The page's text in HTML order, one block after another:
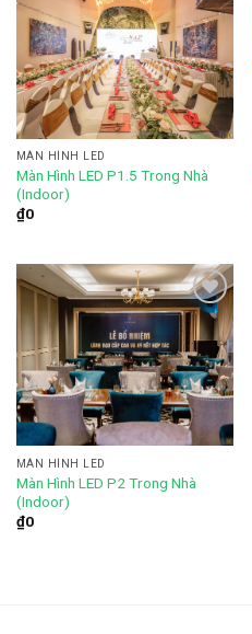
Add to
wishlist
MÀN HÌNH LED
Màn Hình LED P1.5 Trong Nhà
(Indoor)
₫0
Add to
wishlist
MÀN HÌNH LED
Màn Hình LED P2 Trong Nhà
(Indoor)
₫0